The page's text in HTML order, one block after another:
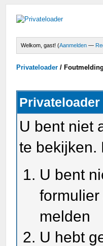
Welkom, gast! (Aanmelden —
Privateloader / Foutmelding
Privateloader
U bent niet
te bekijken.
U bent
melden
U hebt